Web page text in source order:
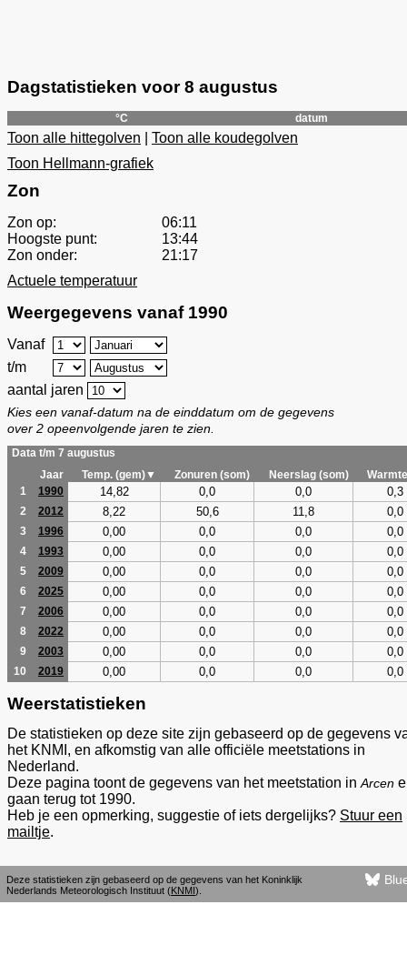
Dagstatistieken voor 8 augustus
°C datum
Toon alle hittegolven
Toon alle koudegolven
Toon Hellmann-grafiek
Zon
Zon op:
06:11
Hoogste punt:
13:44
Zon onder:
21:17
Actuele temperatuur
Weergegevens vanaf 1990
Vanaf
t/m
aantal jaren
Kies een vanaf-datum na de einddatum om de gegevens
over 2 opeenvolgende jaren te zien.
Data t/m 7 augustus
Jaar
Temp. (gem)▼ Zonuren (som) Neerslag (som)
1
1990 14,82 0,0 0,0 0,3
2 2012 8,22 50,6 11,8 0,0
3 1996 0,00 0,0 0,0 0,0
4 1993 0,00 0,0 0,0 0,0
5 2009 0,00 0,0 0,0 0,0
6 2025 0,00 0,0 0,0 0,0
7 2006 0,00 0,0 0,0 0,0
8 2022 0,00 0,0 0,0 0,0
9 2003 0,00 0,0 0,0 0,0
10 2019 0,00 0,0 0,0 0,0
Weerstatistieken
De statistieken op deze site zijn gebaseerd op de gegevens
het KNMI, en afkomstig van alle officiële meetstations in
Nederland.
Deze pagina toont de gegevens van het meetstation in Arcen
gaan terug tot 1990.
Heb je een opmerking, suggestie of iets dergelijks? Stuur een
mailtje.
Deze statistieken zijn gebaseerd op de gegevens van het Koninklijk
Nederlands Meteorologisch Instituut (KNMI).